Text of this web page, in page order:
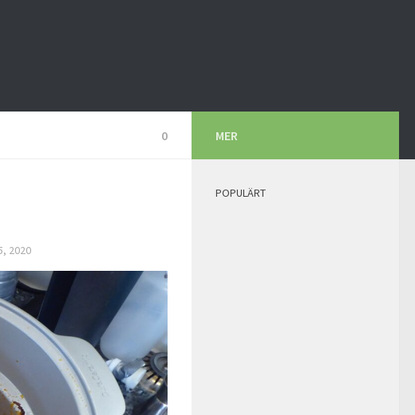
0
2020
MER
POPULÄRT